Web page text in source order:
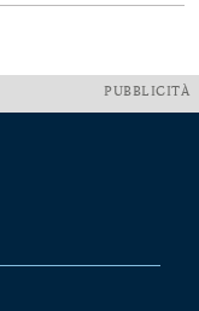
PUBBLICITÀ